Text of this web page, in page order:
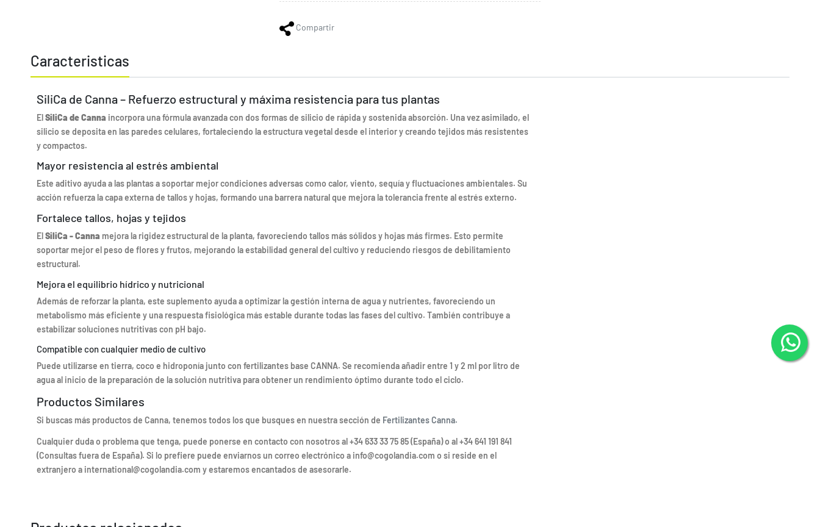
Compartir
Caracteristicas
SiliCa de Canna – Refuerzo estructural y máxima resistencia para tus plantas
ElSiliCa de Canna incorpora una fórmula avanzada con dos formas de silicio de rápida y sostenida absorción. Una vez asimilado, el
silicio se deposita en las paredes celulares, fortaleciendo la estructura vegetal desde el interior y creando tejidos más resistentes
y compactos.
Mayor resistencia al estrés ambiental
Este aditivo ayuda a las plantas a soportar mejor condiciones adversas como calor, viento, sequía y fluctuaciones ambientales. Su
acción refuerza la capa externa de tallos y hojas, formando una barrera natural que mejora la tolerancia frente al estrés externo.
Fortalece tallos, hojas y tejidos
ElSiliCa - Canna mejora la rigidez estructural de la planta, favoreciendo tallos más sólidos y hojas más firmes. Esto permite
soportar mejor el peso de flores y frutos, mejorando la estabilidad general del cultivo y reduciendo riesgos de debilitamiento
estructural.
Mejora el equilibrio hídrico y nutricional
Además de reforzar la planta, este suplemento ayuda a optimizar la gestión interna de agua y nutrientes, favoreciendo un
metabolismo más eficiente y una respuesta fisiológica más estable durante todas las fases del cultivo. También contribuye a
estabilizar soluciones nutritivas con pH bajo.
Compatible con cualquier medio de cultivo
Puede utilizarse en tierra, coco e hidroponía junto con fertilizantes base CANNA. Se recomienda añadir entre 1 y 2 ml por litro de
agua al inicio de la preparación de la solución nutritiva para obtener un rendimiento óptimo durante todo el ciclo.
Productos Similares
Si buscas más productos de Canna, tenemos todos los que busques en nuestra sección de Fertilizantes Canna.
Cualquier duda o problema que tenga, puede ponerse en contacto con nosotros al +34 633 33 75 85 (España) o al +34 641 191 841
(Consultas fuera de España). Si lo prefiere puede enviarnos un correo electrónico a info@cogolandia.com o si reside en el
extranjero a international@cogolandia.com y estaremos encantados de asesorarle.